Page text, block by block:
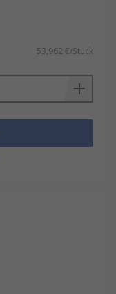
53,962 €/Stück